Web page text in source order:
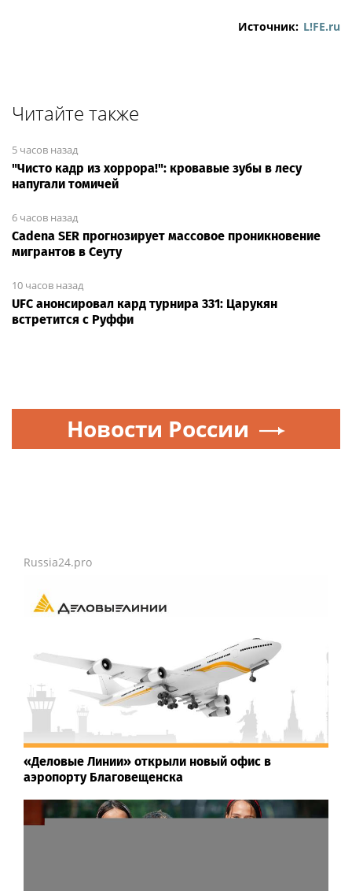
Источник: L!FE.ru
Читайте также
5 часов назад
"Чисто кадр из хоррора!": кровавые зубы в лесу
напугали томичей
6 часов назад
Cadena SER прогнозирует массовое проникновение
мигрантов в Сеуту
10 часов назад
UFC анонсировал кард турнира 331: Царукян
встретится с Руффи
Новости России
Russia24.pro
«Деловые Линии» открыли новый офис в
аэропорту Благовещенска